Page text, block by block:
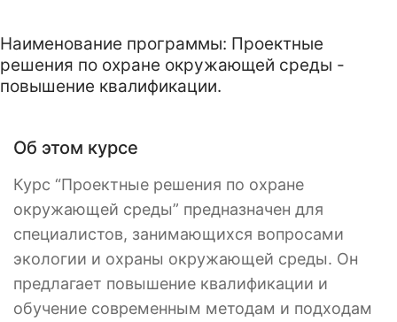
Наименование программы: Проектные
решения по охране окружающей среды -
повышение квалификации.
Об этом курсе
Курс “Проектные решения по охране
окружающей среды” предназначен для
специалистов, занимающихся вопросами
экологии и охраны окружающей среды. Он
предлагает повышение квалификации и
обучение современным методам и подходам